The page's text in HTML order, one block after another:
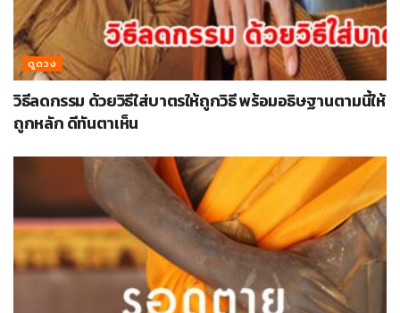
ดูดวง
วิธีลดกรรม ด้วยวิธีใส่บาตรให้ถูกวิธี พร้อมอธิษฐานตามนี้ให้
ถูกหลัก ดีทันตาเห็น